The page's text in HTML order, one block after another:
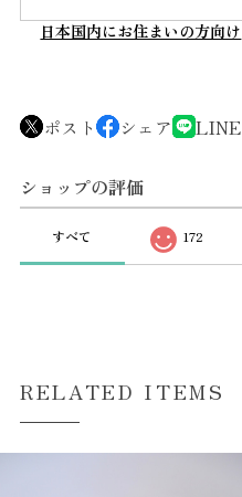
日本国内にお住まいの方向け
ポスト シェア LINE
ショップの評価
すべて 172
RELATED ITEMS